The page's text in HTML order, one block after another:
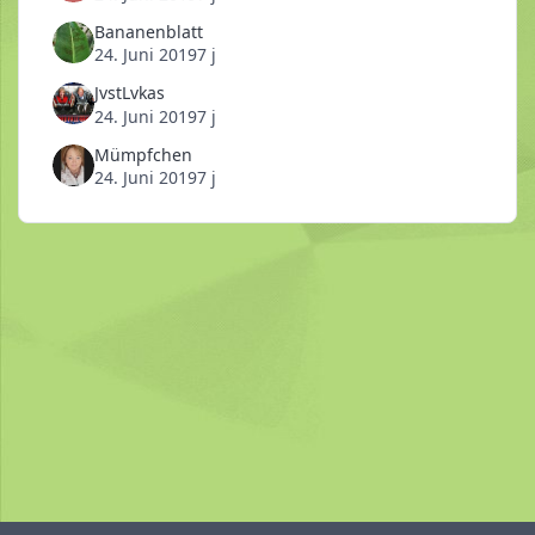
Bananenblatt
24. Juni 20197 j
JvstLvkas
24. Juni 20197 j
Mümpfchen
24. Juni 20197 j